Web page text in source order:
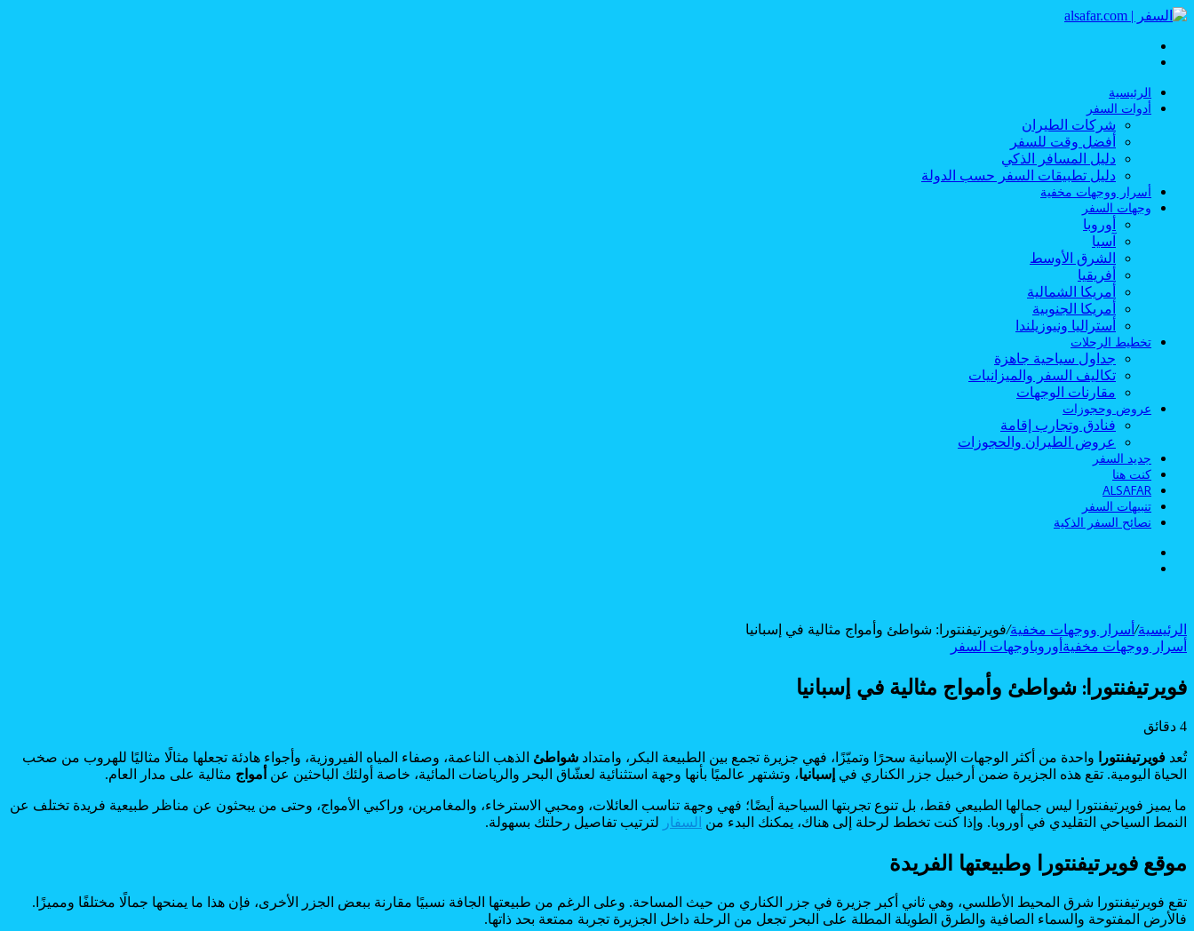
الرئيسية
أدوات السفر
شركات الطيران
أفضل وقت للسفر
دليل المسافر الذكي
دليل تطبيقات السفر حسب الدولة
أسرار ووجهات مخفية
وجهات السفر
أوروبا
آسيا
الشرق الأوسط
أفريقيا
أمريكا الشمالية
أمريكا الجنوبية
أستراليا ونيوزيلندا
تخطيط الرحلات
جداول سياحية جاهزة
تكاليف السفر والميزانيات
مقارنات الوجهات
عروض وحجوزات
فنادق وتجارب إقامة
عروض الطيران والحجوزات
جديد السفر
كنت هنا
ALSAFAR
تنبيهات السفر
نصائح السفر الذكية
الرئيسية/ أسرار ووجهات مخفية/فويرتيفنتورا: شواطئ وأمواج مثالية في إسبانيا
أسرار ووجهات مخفية أوروباوجهات السفر
فويرتيفنتورا: شواطئ وأمواج مثالية في إسبانيا
4 دقائق
عبر
البريد
تُعد فويرتيفنتورا واحدة من أكثر الوجهات الإسبانية سحرًا وتميّزًا، فهي جزيرة تجمع بين الطبيعة البكر، وامتداد شواطئ الذهب الناعمة، وصفاء المياه الفيروزية، وأجواء هادئة تجعلها مثالًا مثاليًا للهروب من صخب
الحياة اليومية. تقع هذه الجزيرة ضمن أرخبيل جزر الكناري في إسبانيا، وتشتهر عالميًا بأنها وجهة استثنائية لعشّاق البحر والرياضات المائية، خاصة أولئك الباحثين عن أمواج مثالية على مدار العام.
ما يميز فويرتيفنتورا ليس جمالها الطبيعي فقط، بل تنوع تجربتها السياحية أيضًا؛ فهي وجهة تناسب العائلات، ومحبي الاسترخاء، والمغامرين، وراكبي الأمواج، وحتى من يبحثون عن مناظر طبيعية فريدة تختلف عن
النمط السياحي التقليدي في أوروبا. وإذا كنت تخطط لرحلة إلى هناك، يمكنك البدء من
السفار لترتيب تفاصيل رحلتك بسهولة.
موقع فويرتيفنتورا وطبيعتها الفريدة
تقع فويرتيفنتورا شرق المحيط الأطلسي، وهي ثاني أكبر جزيرة في جزر الكناري من حيث المساحة. وعلى الرغم من طبيعتها الجافة نسبيًا مقارنة ببعض الجزر الأخرى، فإن هذا ما يمنحها جمالًا مختلفًا ومميزًا.
فالأرض المفتوحة والسماء الصافية والطرق الطويلة المطلة على البحر تجعل من الرحلة داخل الجزيرة تجربة ممتعة بحد ذاتها.